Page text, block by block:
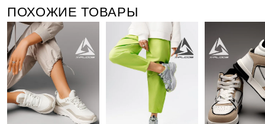
ПОХОЖИЕ ТОВАРЫ